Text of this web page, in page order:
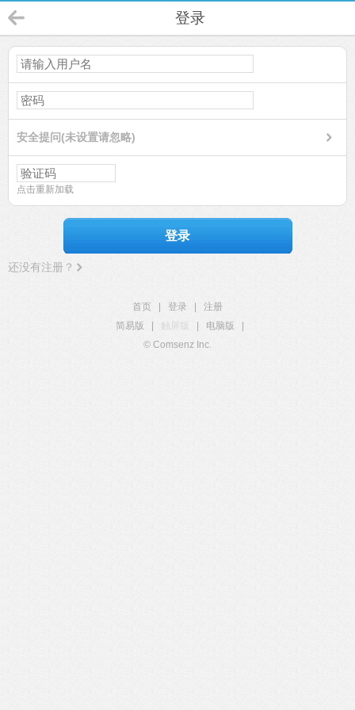
登录
安全提问(未设置请忽略)
点击重新加载
登录
还没有注册？
首页 登录
注册
简易版
触屏版 电脑版
© Comsenz Inc.